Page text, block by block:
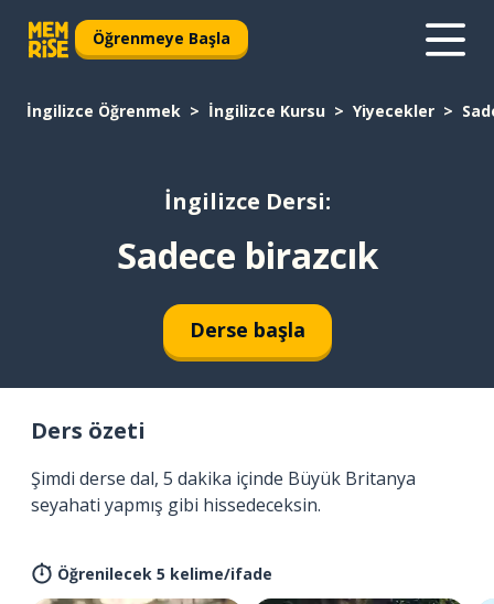
Öğrenmeye Başla
İngilizce Öğrenmek İngilizce Kursu Yiyecekler
İngilizce Dersi:
Sadece birazcık
Derse başla
Ders özeti
Şimdi derse dal, 5 dakika içinde Büyük Britanya
seyahati yapmış gibi hissedeceksin.
Öğrenilecek 5 kelime/ifade